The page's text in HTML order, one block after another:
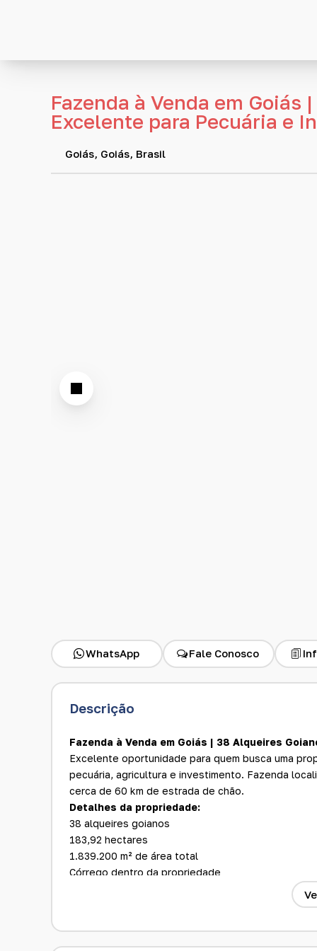
Fazenda à Venda em Goiás
Excelente para Pecuária e
Goiás, Goiás, Brasil
WhatsApp Fale Conosco
Descrição
Fazenda à Venda em Goiás | 38 Alqueires
Excelente oportunidade para quem busca uma
pecuária, agricultura e investimento. Fazenda
cerca de 60 km de estrada de chão.
Detalhes da propriedade:
38 alqueires goianos
183,92 hectares
1.839.200 m² de área total
Córrego dentro da propriedade